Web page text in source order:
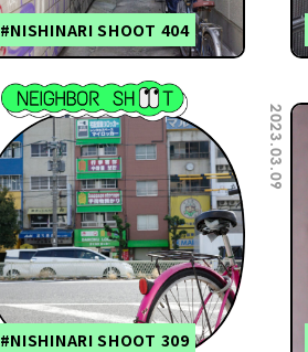
#NISHINARI SHOOT 404
#NISHINARI SHOOT 309
2023.03.09